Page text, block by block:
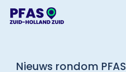
Nieuws rondom PFAS